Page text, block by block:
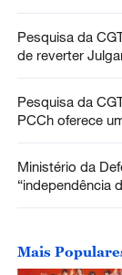
Pesquisa da
de reverter
Pesquisa da
PCCh oferece
Ministério da
“independência
Mais